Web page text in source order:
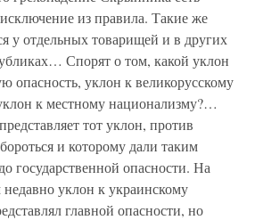
из правила. Такие же
у отдельных товарищей и в других
Спорят о том, какой уклон
опасность, уклон к великорусскому
к местному национализму?…
тот уклон, против
и которому дали таким
государственной опасности. На
уклон к украинскому
главной опасности, но